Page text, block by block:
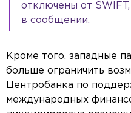
отключены от
в сообщении.
Кроме того, западные
больше ограничить
Центробанка по
международных